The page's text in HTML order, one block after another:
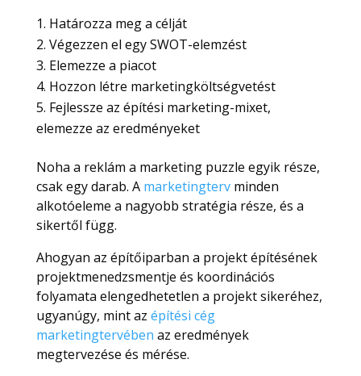
Határozza meg a célját
Végezzen el egy SWOT-elemzést
Elemezze a piacot
Hozzon létre marketingköltségvetést
Fejlessze az építési marketing-mixet,
elemezze az eredményeket
Noha a reklám a marketing puzzle egyik része,
csak egy darab. A marketingtervminden
alkotóeleme a nagyobb stratégia része, és a
sikertől függ.
Ahogyan az építőiparban a projekt építésének
projektmenedzsmentje és koordinációs
folyamata elengedhetetlen a projekt sikeréhez,
ugyanúgy, mint az építési cég
marketingtervében az eredmények
megtervezése és mérése.